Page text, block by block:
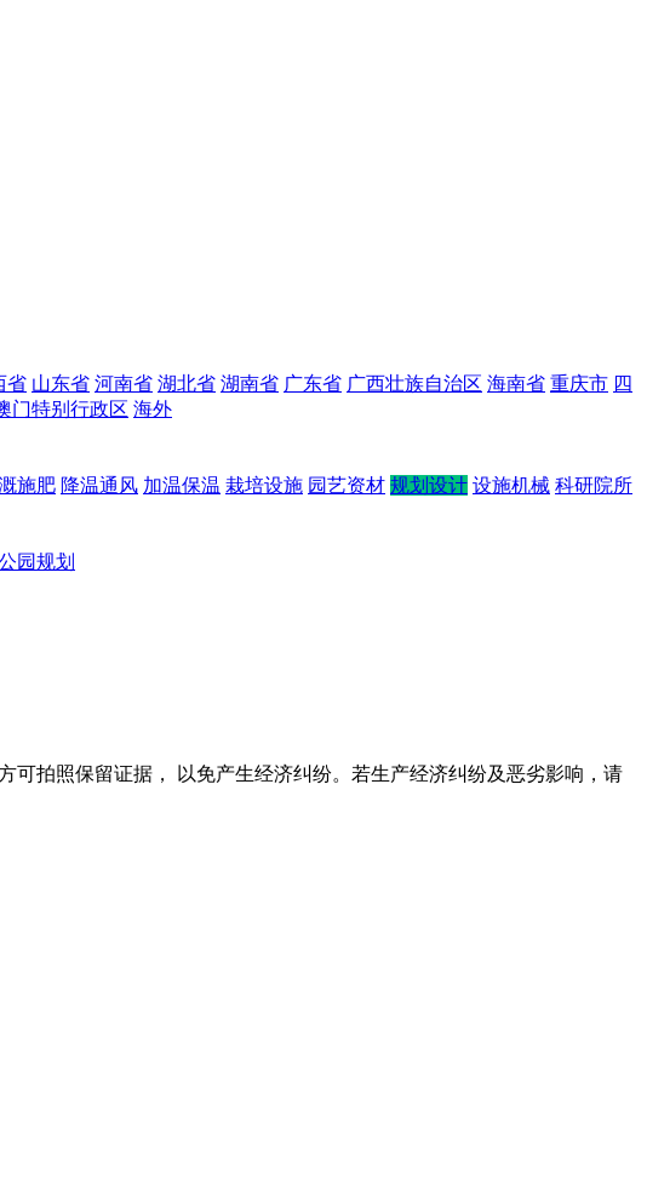
省 山东省 河南省 湖北省 湖南省 广东省 广西壮族自治区 海南省 重庆市 四
门特别行政区 海外
施肥 降温通风 加温保温 栽培设施 园艺资材 规划设计 设施机械 科研院所
园规划
拍照保留证据， 以免产生经济纠纷。若生产经济纠纷及恶劣影响，请